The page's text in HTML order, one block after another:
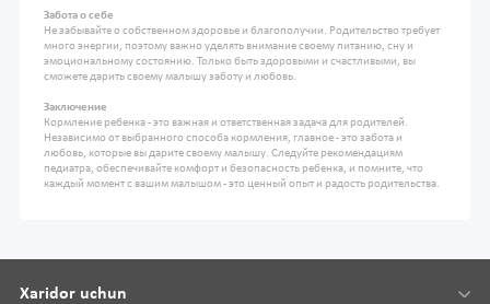
Забота о себе
Не забывайте о собственном здоровье и благополучии. Родительство требует
много энергии, поэтому важно уделять внимание своему питанию, сну и
эмоциональному состоянию. Только быть здоровыми и счастливыми, вы
сможете дарить своему малышу заботу и любовь.
Заключение
Кормление ребенка - это важная и ответственная задача для родителей.
Независимо от выбранного способа кормления, главное - это забота и
любовь, которые вы дарите своему малышу. Следуйте рекомендациям
педиатра, обеспечивайте комфорт и безопасность ребенка, и помните, что
каждый момент с вашим малышом - это ценный опыт и радость родительства.
Xaridor uchun